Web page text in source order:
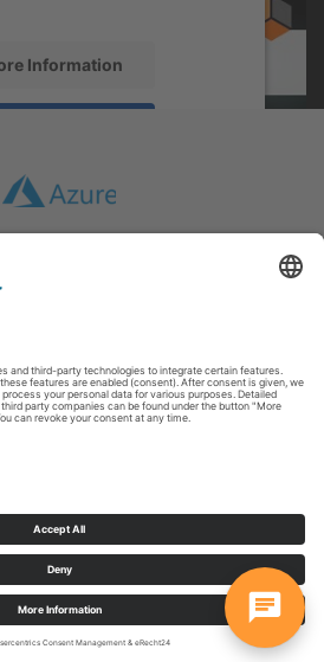
Information
Platform&
GÉNÉRALES DE VENTE|Protection des
de non-responsabilité
inwebco GmbH
Einstellungen